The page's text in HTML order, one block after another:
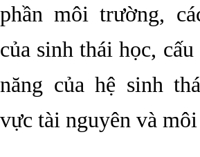
phần môi trường,
của sinh thái học,
năng của hệ sinh
vực tài nguyên và